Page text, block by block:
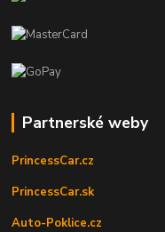
Partnerské weby
PrincessCar.cz
PrincessCar.sk
Auto-Poklice.cz